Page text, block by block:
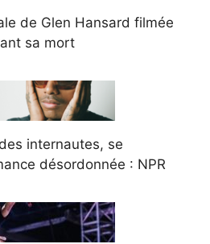
de Glen Hansard filmée
sa mort
internautes, se
désordonnée : NPR